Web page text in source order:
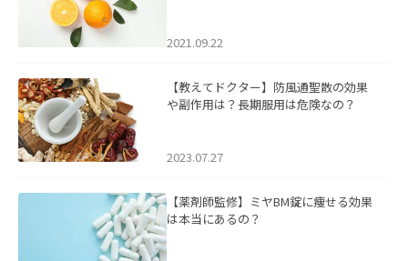
2021.09.22
【教えてドクター】防風通聖散の効果
や副作用は？長期服用は危険なの？
2023.07.27
【薬剤師監修】ミヤBM錠に痩せる効果
は本当にあるの？